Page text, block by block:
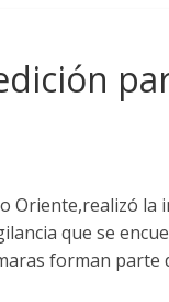
Oriente,realizó la
que se
forman parte